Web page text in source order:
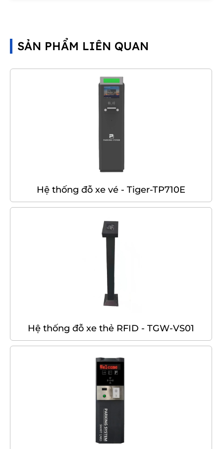
SẢN PHẨM LIÊN QUAN
Hệ thống đỗ xe vé - Tiger-TP710E
Hệ thống đỗ xe thẻ RFID - TGW-VS01